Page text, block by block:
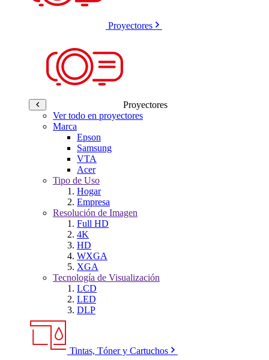
Proyectores
Proyectores
Ver todo en proyectores
Marca
Epson
Samsung
VTA
Acer
Tipo de Uso
Hogar
Empresa
Resolución de Imagen
Full HD
4K
HD
WXGA
XGA
Tecnología de Visualización
LCD
LED
DLP
Tintas, Tóner y Cartuchos